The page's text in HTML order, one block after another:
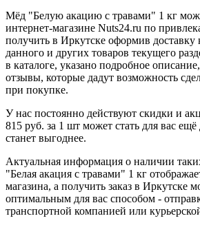
Мёд "Белую акацию с травами" 1 кг
интернет-магазине Nuts24.ru по
получить в Иркутске оформив доставку
данного и других товаров текущего
в каталоге, указано подробное
отзывы, которые дадут возможность
при покупке.
У нас постоянно действуют скидки и
815 руб. за 1 шт может стать для вас
станет выгоднее.
Актуальная информация о наличии
"Белая акация с травами" 1 кг
магазина, а получить заказ в Иркутске
оптимальным для вас способом -
транспортной компанией или